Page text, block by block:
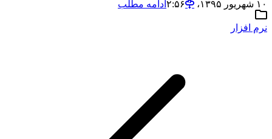
۱۰ شهریور ۱۳۹۵،‏ ۲:۵۶
ادامه مطلب
نرم افزار